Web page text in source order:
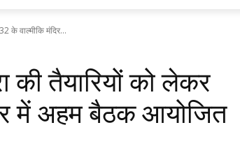
के वाल्मीकि मंदिर...
की तैयारियों को लेकर
में अहम बैठक आयोजित